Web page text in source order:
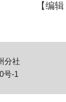
【编
分社
号-1